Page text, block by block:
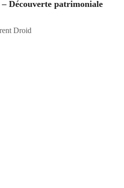
Découverte patrimoniale
Droid